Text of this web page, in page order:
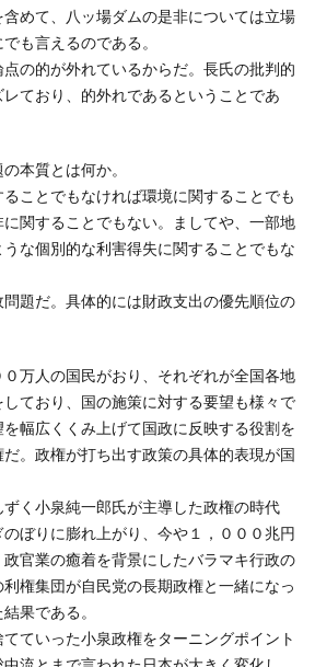
めて、八ッ場ダムの是非については立場
も言えるのである。
の的が外れているからだ。長氏の批判的
ており、的外れであるということであ
本質とは何か。
ことでもなければ環境に関することでも
関することでもない。ましてや、一部地
な個別的な利害得失に関することでもな
題だ。具体的には財政支出の優先順位の
万人の国民がおり、それぞれが全国各地
ており、国の施策に対する要望も様々で
幅広くくみ上げて国政に反映する役割を
。政権が打ち出す政策の具体的表現が国
く小泉純一郎氏が主導した政権の時代
ぼりに膨れ上がり、今や１，０００兆円
官業の癒着を背景にしたバラマキ行政の
権集団が自民党の長期政権と一緒になっ
果である。
ていった小泉政権をターニングポイント